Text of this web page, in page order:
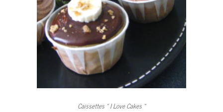
Caissettes « I Love Cakes »